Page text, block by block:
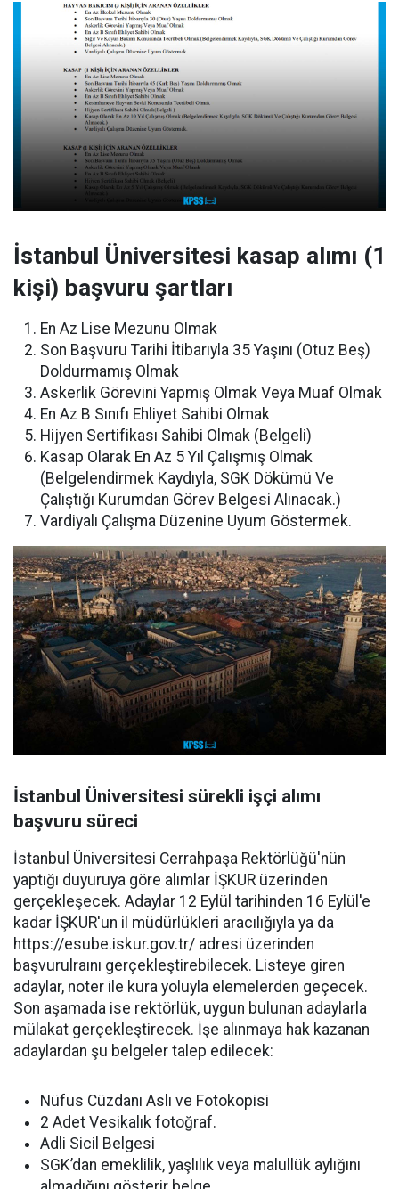
İstanbul Üniversitesi kasap alımı (1
kişi) başvuru şartları
En Az Lise Mezunu Olmak
Son Başvuru Tarihi İtibarıyla 35 Yaşını (Otuz Beş)
Doldurmamış Olmak
Askerlik Görevini Yapmış Olmak Veya Muaf Olmak
En Az B Sınıfı Ehliyet Sahibi Olmak
Hijyen Sertifikası Sahibi Olmak (Belgeli)
Kasap Olarak En Az 5 Yıl Çalışmış Olmak
(Belgelendirmek Kaydıyla, SGK Dökümü Ve
Çalıştığı Kurumdan Görev Belgesi Alınacak.)
Vardiyalı Çalışma Düzenine Uyum Göstermek.
İstanbul Üniversitesi sürekli işçi alımı
başvuru süreci
İstanbul Üniversitesi Cerrahpaşa Rektörlüğü'nün
yaptığı duyuruya göre alımlar İŞKUR üzerinden
gerçekleşecek. Adaylar 12 Eylül tarihinden 16 Eylül'e
kadar İŞKUR'un il müdürlükleri aracılığıyla ya da
https://esube.iskur.gov.tr/ adresi üzerinden
başvurulraını gerçekleştirebilecek. Listeye giren
adaylar, noter ile kura yoluyla elemelerden geçecek.
Son aşamada ise rektörlük, uygun bulunan adaylarla
mülakat gerçekleştirecek. İşe alınmaya hak kazanan
adaylardan şu belgeler talep edilecek:
Nüfus Cüzdanı Aslı ve Fotokopisi
2 Adet Vesikalık fotoğraf.
Adli Sicil Belgesi
SGK’dan emeklilik, yaşlılık veya malullük aylığını